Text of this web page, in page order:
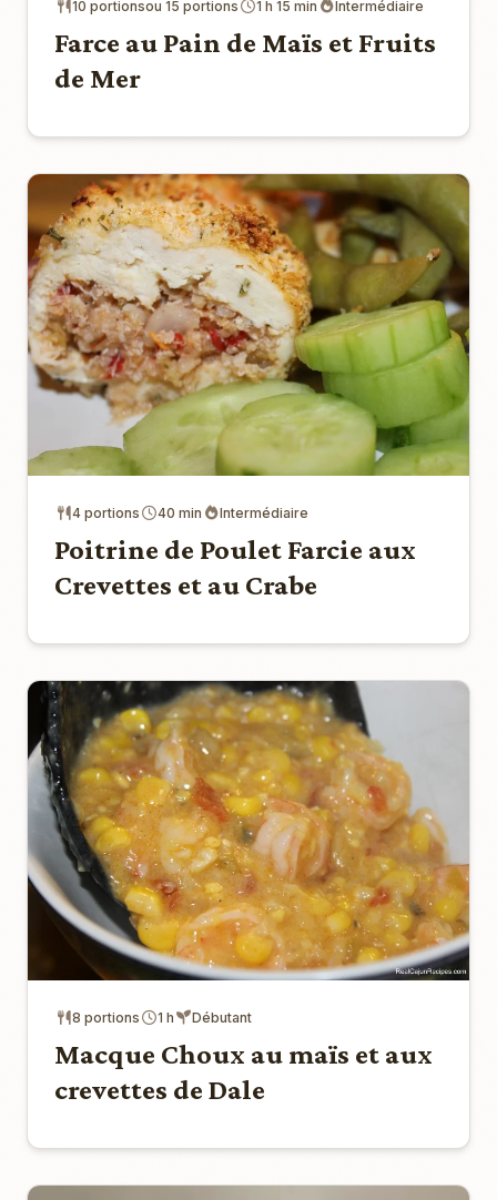
10 portionsou 15 portions 1 h 15 min Intermédiaire
Farce au Pain de Maïs et Fruits
de Mer
4 portions 40 min Intermédiaire
Poitrine de Poulet Farcie aux
Crevettes et au Crabe
8 portions 1 h Débutant
Macque Choux au maïs et aux
crevettes de Dale